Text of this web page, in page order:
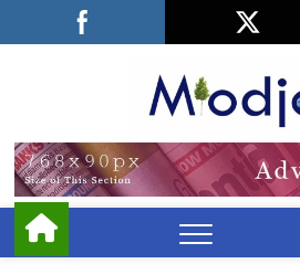
Facebook
LinkedIn